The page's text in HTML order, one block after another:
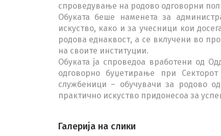
спроведување на родово одговорни
Обуката беше наменета за
искуство, како и за учесници кои
родова еднаквост, а се вклучени во
на своите институции.
Обуката ја спроведоа вработени од
одговорно буџетирање при
службеници – обучувачи за родово
практично искуство придонесоа за
Галерија на слики